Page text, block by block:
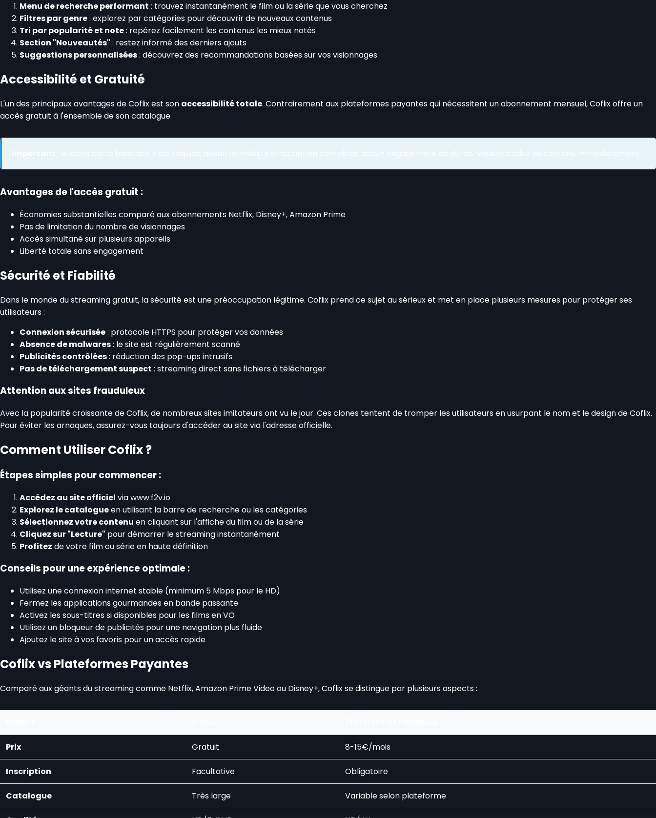
Menu de recherche performant : trouvez instantanément le film ou la série que vous cherchez
Filtres par genre: explorez par catégories pour découvrir de nouveaux contenus
Tri par popularité et note: repérez facilement les contenus les mieux notés
Section "Nouveautés" : restez informé des derniers ajouts
Suggestions personnalisées: découvrez des recommandations basées sur vos visionnages
Accessibilité et Gratuité
L'un des principaux avantages de Coflix est son accessibilité totale. Contrairement aux plateformes payantes qui nécessitent un abonnement mensuel, Coflix offre un
accès gratuit à l'ensemble de son catalogue.
Avantages de l'accès gratuit :
Économies substantielles comparé aux abonnements Netflix, Disney+, Amazon Prime
Pas de limitation du nombre de visionnages
Accès simultané sur plusieurs appareils
Liberté totale sans engagement
Sécurité et Fiabilité
Dans le monde du streaming gratuit, la sécurité est une préoccupation légitime. Coflix prend ce sujet au sérieux et met en place plusieurs mesures pour protéger ses
utilisateurs :
Connexion sécurisée: protocole HTTPS pour protéger vos données
Absence de malwares: le site est régulièrement scanné
Publicités contrôlées: réduction des pop-ups intrusifs
Pas de téléchargement suspect : streaming direct sans fichiers à télécharger
Attention aux sites frauduleux
Avec la popularité croissante de Coflix, de nombreux sites imitateurs ont vu le jour. Ces clones tentent de tromper les utilisateurs en usurpant le nom et le design de Coflix.
Pour éviter les arnaques, assurez-vous toujours d'accéder au site via l'adresse officielle.
Comment Utiliser Coflix ?
Étapes simples pour commencer :
Accédez au site officiel via www.f2v.io
Explorez le catalogueen utilisant la barre de recherche ou les catégories
Sélectionnez votre contenu en cliquant sur l'affiche du film ou de la série
Cliquez sur "Lecture" pour démarrer le streaming instantanément
Profitez de votre film ou série en haute définition
Conseils pour une expérience optimale :
Utilisez une connexion internet stable (minimum 5 Mbps pour le HD)
Fermez les applications gourmandes en bande passante
Activez les sous-titres si disponibles pour les films en VO
Utilisez un bloqueur de publicités pour une navigation plus fluide
Ajoutez le site à vos favoris pour un accès rapide
Coflix vs Plateformes Payantes
Comparé aux géants du streaming comme Netflix, Amazon Prime Video ou Disney+, Coflix se distingue par plusieurs aspects :
Prix Gratuit 8-15€/mois
Inscription Facultative Obligatoire
Catalogue Très large Variable selon plateforme